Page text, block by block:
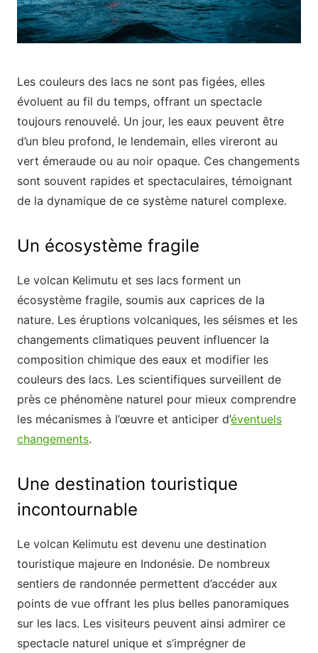
Les couleurs des lacs ne sont pas figées, elles
évoluent au fil du temps, offrant un spectacle
toujours renouvelé. Un jour, les eaux peuvent être
d’un bleu profond, le lendemain, elles vireront au
vert émeraude ou au noir opaque. Ces changements
sont souvent rapides et spectaculaires, témoignant
de la dynamique de ce système naturel complexe.
Un écosystème fragile
Le volcan Kelimutu et ses lacs forment un
écosystème fragile, soumis aux caprices de la
nature. Les éruptions volcaniques, les séismes et les
changements climatiques peuvent influencer la
composition chimique des eaux et modifier les
couleurs des lacs. Les scientifiques surveillent de
près ce phénomène naturel pour mieux comprendre
les mécanismes à l’œuvre et anticiper d’éventuels
changements.
Une destination touristique
incontournable
Le volcan Kelimutu est devenu une destination
touristique majeure en Indonésie. De nombreux
sentiers de randonnée permettent d’accéder aux
points de vue offrant les plus belles panoramiques
sur les lacs. Les visiteurs peuvent ainsi admirer ce
spectacle naturel unique et s’imprégner de